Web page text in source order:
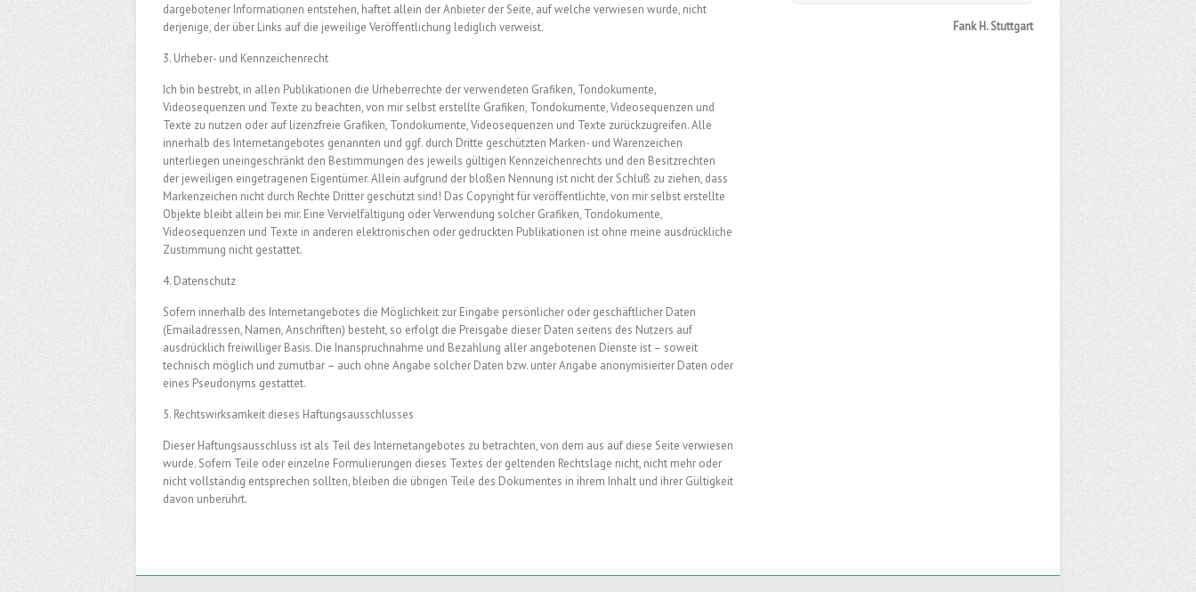
dargebotener Informationen entstehen, haftet allein der Anbieter der Seite, auf welche verwiesen wurde, nicht
derjenige, der über Links auf die jeweilige Veröffentlichung lediglich verweist.
3. Urheber- und Kennzeichenrecht
Ich bin bestrebt, in allen Publikationen die Urheberrechte der verwendeten Grafiken, Tondokumente,
Videosequenzen und Texte zu beachten, von mir selbst erstellte Grafiken, Tondokumente, Videosequenzen und
Texte zu nutzen oder auf lizenzfreie Grafiken, Tondokumente, Videosequenzen und Texte zurückzugreifen. Alle
innerhalb des Internetangebotes genannten und ggf. durch Dritte geschützten Marken- und Warenzeichen
unterliegen uneingeschränkt den Bestimmungen des jeweils gültigen Kennzeichenrechts und den Besitzrechten
der jeweiligen eingetragenen Eigentümer. Allein aufgrund der bloßen Nennung ist nicht der Schluß zu ziehen, dass
Markenzeichen nicht durch Rechte Dritter geschützt sind! Das Copyright für veröffentlichte, von mir selbst erstellte
Objekte bleibt allein bei mir. Eine Vervielfältigung oder Verwendung solcher Grafiken, Tondokumente,
Videosequenzen und Texte in anderen elektronischen oder gedruckten Publikationen ist ohne meine ausdrückliche
Zustimmung nicht gestattet.
4. Datenschutz
Sofern innerhalb des Internetangebotes die Möglichkeit zur Eingabe persönlicher oder geschäftlicher Daten
(Emailadressen, Namen, Anschriften) besteht, so erfolgt die Preisgabe dieser Daten seitens des Nutzers auf
ausdrücklich freiwilliger Basis. Die Inanspruchnahme und Bezahlung aller angebotenen Dienste ist – soweit
technisch möglich und zumutbar – auch ohne Angabe solcher Daten bzw. unter Angabe anonymisierter Daten oder
eines Pseudonyms gestattet.
5. Rechtswirksamkeit dieses Haftungsausschlusses
Dieser Haftungsausschluss ist als Teil des Internetangebotes zu betrachten, von dem aus auf diese Seite verwiesen
wurde. Sofern Teile oder einzelne Formulierungen dieses Textes der geltenden Rechtslage nicht, nicht mehr oder
nicht vollständig entsprechen sollten, bleiben die übrigen Teile des Dokumentes in ihrem Inhalt und ihrer Gültigkeit
davon unberührt.
Fank H. Stuttgart